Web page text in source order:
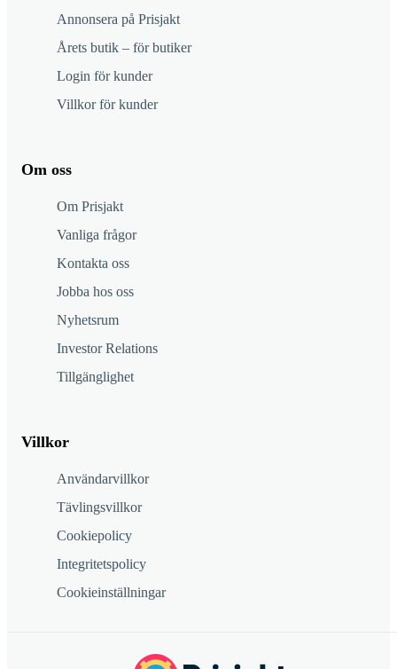
Annonsera på Prisjakt
Årets butik – för butiker
Login för kunder
Villkor för kunder
Om oss
Om Prisjakt
Vanliga frågor
Kontakta oss
Jobba hos oss
Nyhetsrum
Investor Relations
Tillgänglighet
Villkor
Användarvillkor
Tävlingsvillkor
Cookiepolicy
Integritetspolicy
Cookieinställningar